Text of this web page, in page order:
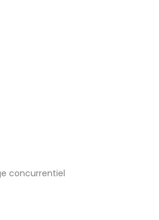
concurrentiel